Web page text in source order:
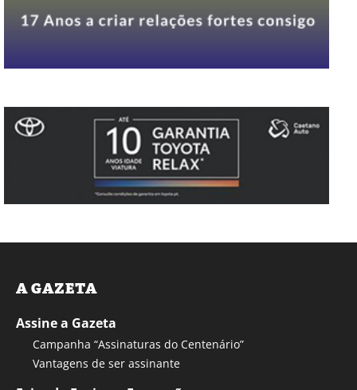
A GAZETA
Assine a Gazeta
Campanha “Assinaturas do Centenário”
Vantagens de ser assinante